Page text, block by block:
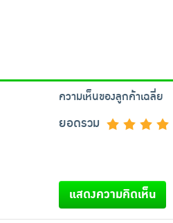
ความเห็นของลูกค้าเฉลี่ย
ยอดรวม
แสดงความคิดเห็น